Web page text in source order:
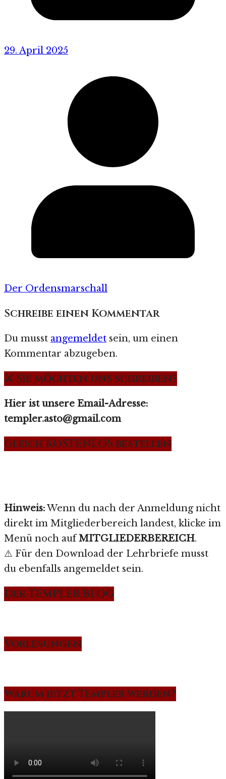
29. April 2025
Der Ordensmarschall
Schreibe einen Kommentar
Du musst angemeldet sein, um einen
Kommentar abzugeben.
⚔️ Sie möchten uns schreiben?
Hier ist unsere Email-Adresse:
templer.asto@gmail.com
Gleich KOSTENLOS bestellen
Hinweis:Wenn du nach der Anmeldung nicht
direkt im Mitgliederbereich landest, klicke im
Menü noch aufMITGLIEDERBEREICH.
⚠️ Für den Download der Lehrbriefe musst
du ebenfalls angemeldet sein.
Der TEMPLER BLOG
Vorlesungen
Warum jetzt Templer werden?